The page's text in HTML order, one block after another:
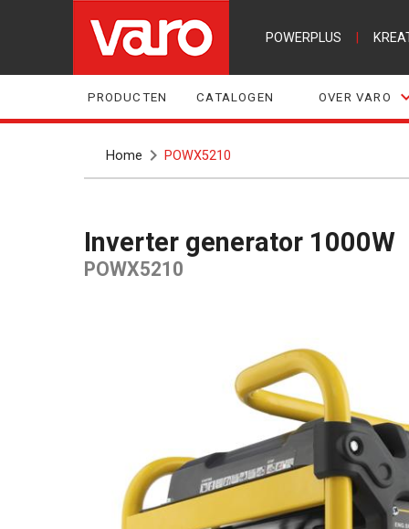
POWERPLUS
PRODUCTEN CATALOGEN OVER VARO
Home POWX5210
Inverter generator 1000W
POWX5210